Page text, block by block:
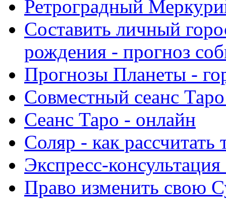
Ретроградный
Составить личный
рождения - прогноз
Прогнозы Планеты -
Совместный сеанс
Сеанс Таро - онлайн
Соляр - как
Экспресс-
Право изменить свою